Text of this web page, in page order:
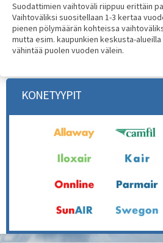
Suodattimien vaihtoväli riippuu erittäin
Vaihtoväliksi suositellaan 1-3 kertaa
pienen pölymäärän kohteissa
mutta esim. kaupunkien keskusta-
vähintää puolen vuoden välein.
KONETYYPIT